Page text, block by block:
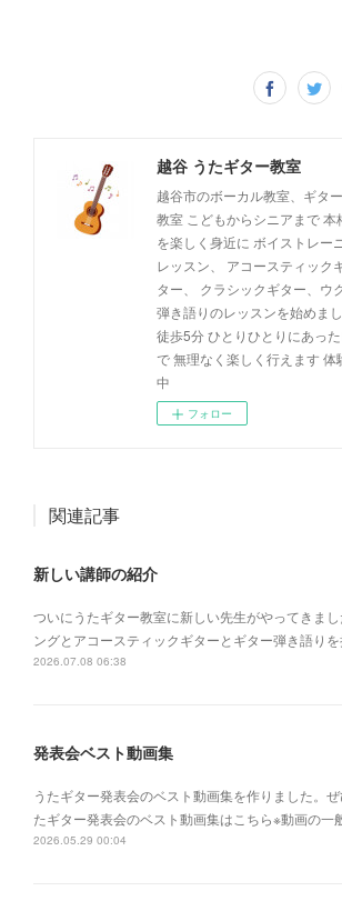
越谷 うたギター教室
越谷市のボーカル教室、ギタ
教室 こどもからシニアまで 本
を楽しく身近に ボイストレー
レッスン、 アコースティック
ター、 クラシックギター、ウ
弾き語りのレッスンを始めま
徒歩5分 ひとりひとりにあっ
で 無理なく楽しく行えます 体
中
フォロー
関連記事
新しい講師の紹介
ついにうたギター教室に新しい先生がやってきま
ングとアコースティックギターとギター弾き語り
2026.07.08 06:38
発表会ベスト動画集
うたギター発表会のベスト動画集を作りました。
たギター発表会のベスト動画集はこちら※動画の一
2026.05.29 00:04